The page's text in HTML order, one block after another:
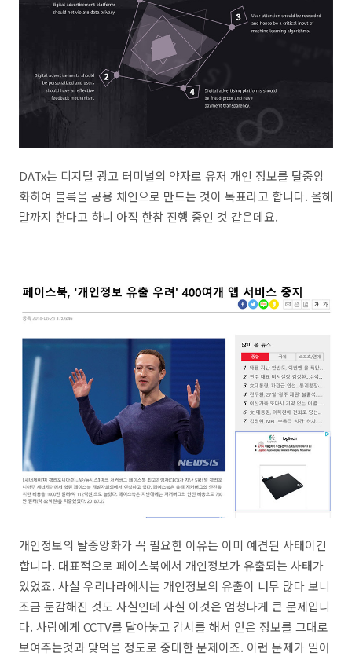
DATx는 디지털 광고 터미널의 약자로 유저 개인 정보를 탈중앙
화하여 블록을 공용 체인으로 만드는 것이 목표라고 합니다. 올해
말까지 한다고 하니 아직 한참 진행 중인 것 같은데요.
개인정보의 탈중앙화가 꼭 필요한 이유는 이미 예견된 사태이긴
합니다. 대표적으로 페이스북에서 개인정보가 유출되는 사태가
있었죠. 사실 우리나라에서는 개인정보의 유출이 너무 많다 보니
조금 둔감해진 것도 사실인데 사실 이것은 엄청나게 큰 문제입니
다. 사람에게 CCTV를 달아놓고 감시를 해서 얻은 정보를 그대로
보여주는것과 맞먹을 정도로 중대한 문제이죠. 이런 문제가 일어